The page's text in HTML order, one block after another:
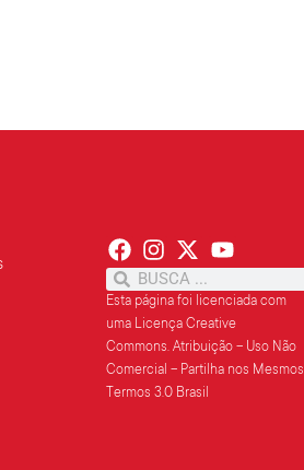
Esta página foi licenciada com
uma Licença Creative
Commons. Atribuição – Uso Não
Comercial – Partilha nos Mesmos
Termos 3.0 Brasil